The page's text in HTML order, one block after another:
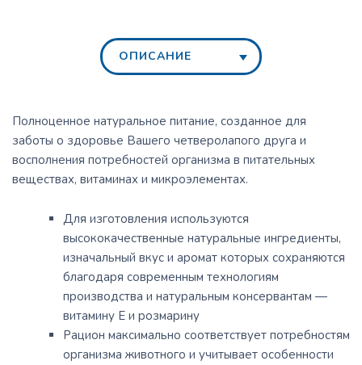
ОПИСАНИЕ
Полноценное натуральное питание, созданное для
заботы о здоровье Вашего четверолапого друга и
восполнения потребностей организма в питательных
веществах, витаминах и микроэлементах.
Для изготовления используются
высококачественные натуральные ингредиенты,
изначальный вкус и аромат которых сохраняются
благодаря современным технологиям
производства и натуральным консервантам —
витамину Е и розмарину
Рацион максимально соответствует потребностям
организма животного и учитывает особенности